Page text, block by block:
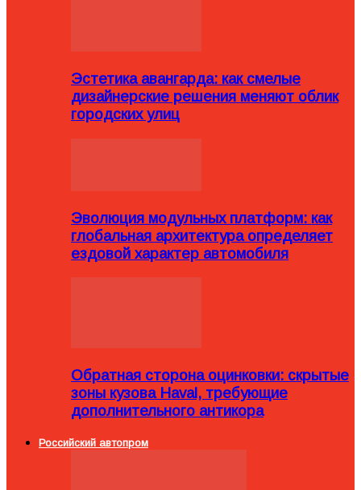
Эстетика авангарда: как смелые
дизайнерские решения меняют облик
городских улиц
Эволюция модульных платформ: как
глобальная архитектура определяет
ездовой характер автомобиля
Обратная сторона оцинковки: скрытые
зоны кузова Haval, требующие
дополнительного антикора
Российский автопром